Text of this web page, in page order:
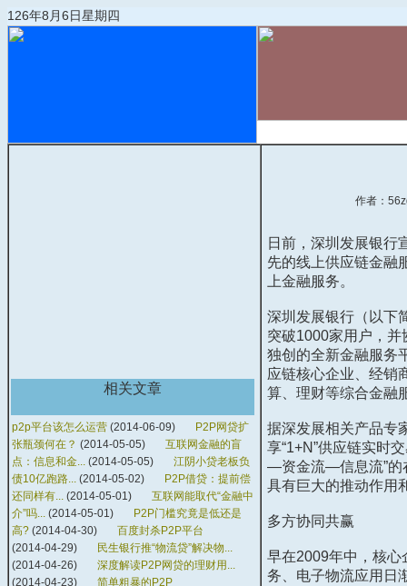
126年8月6日星期四
相关文章
p2p平台该怎么运营 (2014-06-09)
P2P网贷扩
张瓶颈何在？ (2014-05-05)
互联网金融的盲
点：信息和金... (2014-05-05)
江阴小贷老板负
债10亿跑路... (2014-05-02)
P2P借贷：提前偿
还同样有... (2014-05-01)
互联网能取代“金融中
介”吗... (2014-05-01)
P2P门槛究竟是低还是
高? (2014-04-30)
百度封杀P2P平台
(2014-04-29)
民生银行推“物流贷”解决物...
(2014-04-26)
深度解读P2P网贷的理财用...
(2014-04-23)
简单粗暴的P2P
作者：
日前，深圳发展银行
先的线上供应链金融
上金融服务。
深圳发展银行（以下
突破1000家用户，并
独创的全新金融服务
应链核心企业、经销
算、理财等综合金融
据深发展相关产品专
享“1+N”供应链实时
—资金流—信息流”的
具有巨大的推动作用
多方协同共赢
早在2009年中，核心
务、电子物流应用日